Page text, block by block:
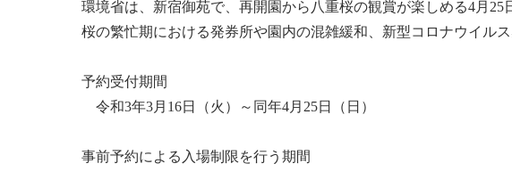
環境省は、 新宿御苑で、再開園から八重桜の観賞が楽しめる4月25
桜の繁忙期における発券所や園内の混雑緩和、新型コロナウイル
予約受付期間
令和3年3月16日（火）～同年4月25日（日）
事前予約による入場制限を行う期間